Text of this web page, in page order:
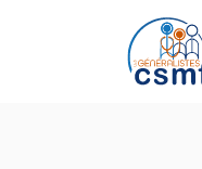
Passer au contenu principal